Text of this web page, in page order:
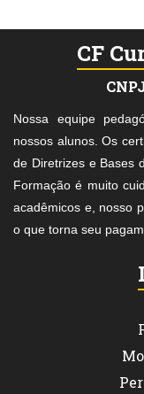
CF
Nossa equipe
nossos alunos. Os
de Diretrizes e Bases
Formação é muito
acadêmicos e, nosso
o que torna seu